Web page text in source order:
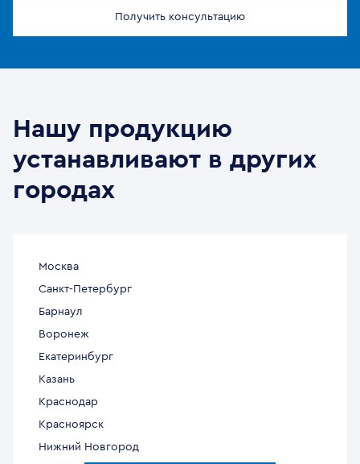
Получить консультацию
Нашу продукцию
устанавливают в других
городах
Москва
Санкт-Петербург
Барнаул
Воронеж
Екатеринбург
Казань
Краснодар
Красноярск
Нижний Новгород